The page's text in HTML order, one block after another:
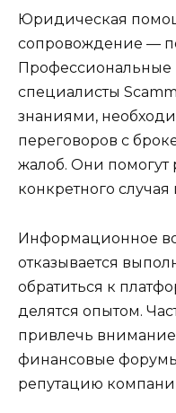
Юридическая
сопровождение —
Профессиональные
специалисты
знаниями,
переговоров с
жалоб. Они помогут
конкретного
Информационное
отказывается
обратиться к
делятся опытом.
привлечь
финансовые
репутацию